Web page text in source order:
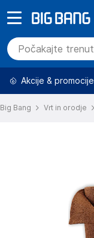
Akcije & promocije
Big Bang Vrt in orodje